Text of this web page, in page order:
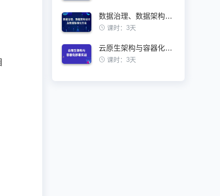
数据治理、数据架构设计及数据标准化方法
课时：3天
云原生架构与容器化部署实战训练营
课时：3天